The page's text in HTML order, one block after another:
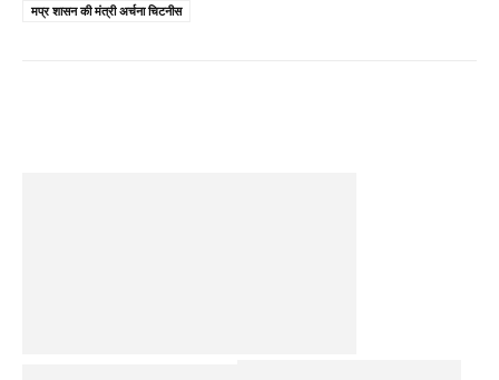
मप्र शासन की मंत्री अर्चना चिटनीस